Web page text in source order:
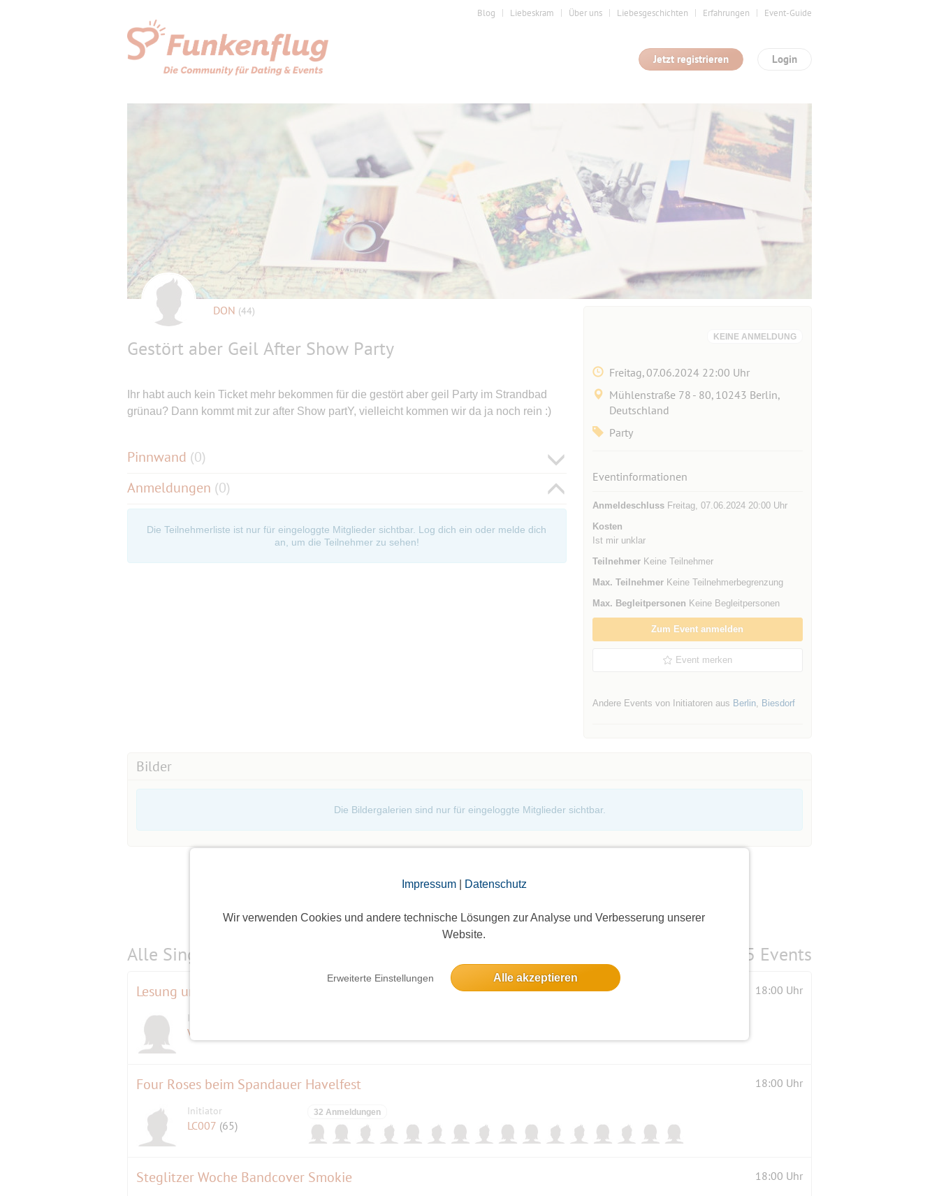
Impressum| Datenschutz
Wir verwenden Cookies und andere technische Lösungen zur Analyse und Verbesserung unserer
Website.
Erweiterte Einstellungen Alle akzeptieren
Blog Liebeskram Über uns Liebesgeschichten Erfahrungen Event-Guide
Login
Jetzt registrieren
DON (44)
Gestört aber Geil After Show Party
Ihr habt auch kein Ticket mehr bekommen für die gestört aber geil Party im Strandbad
grünau? Dann kommt mit zur after Show partY, vielleicht kommen wir da ja noch rein :)
Pinnwand (0)
Anmeldungen (0)
Die Teilnehmerliste ist nur für eingeloggte Mitglieder sichtbar. Log dich ein oder melde dich
an, um die Teilnehmer zu sehen!
KEINE ANMELDUNG
Freitag, 07.06.2024 22:00 Uhr
Mühlenstraße 78 - 80, 10243 Berlin,
Deutschland
Party
Eventinformationen
AnmeldeschlussFreitag, 07.06.2024 20:00 Uhr
Kosten
Ist mir unklar
TeilnehmerKeine Teilnehmer
Max. TeilnehmerKeine Teilnehmerbegrenzung
Max. Begleitpersonen Keine Begleitpersonen
Zum Event anmelden
Event merken
Andere Events von Initiatoren aus Berlin, Biesdorf
Bilder
Die Bildergalerien sind nur für eingeloggte Mitglieder sichtbar.
Alle Single-Events am 5 Events
Lesung unter Reben 18:00 Uhr
Initiatorin
Valeria
Four Roses beim Spandauer Havelfest 18:00 Uhr
Initiator
LC007 (65)
32 Anmeldungen
Steglitzer Woche Bandcover Smokie 18:00 Uhr